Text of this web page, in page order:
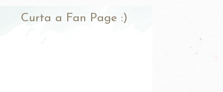
Curta a Fan Page :)